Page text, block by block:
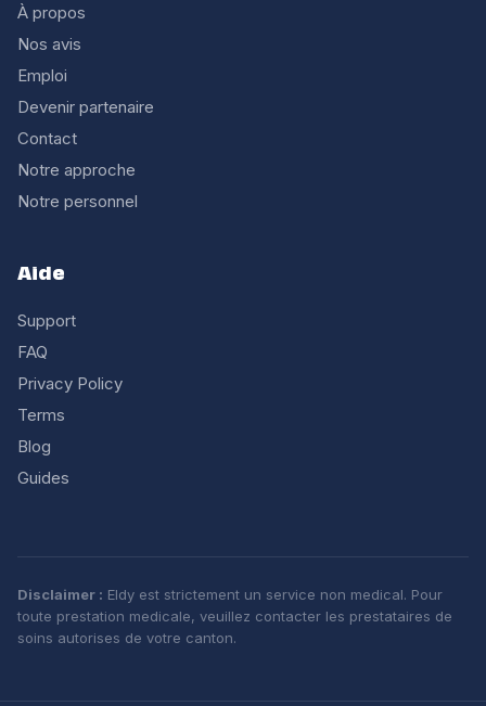
À propos
Nos avis
Emploi
Devenir partenaire
Contact
Notre approche
Notre personnel
Aide
Support
FAQ
Privacy Policy
Terms
Blog
Guides
Disclaimer : Eldy est strictement un service non medical. Pour
toute prestation medicale, veuillez contacter les prestataires de
soins autorises de votre canton.